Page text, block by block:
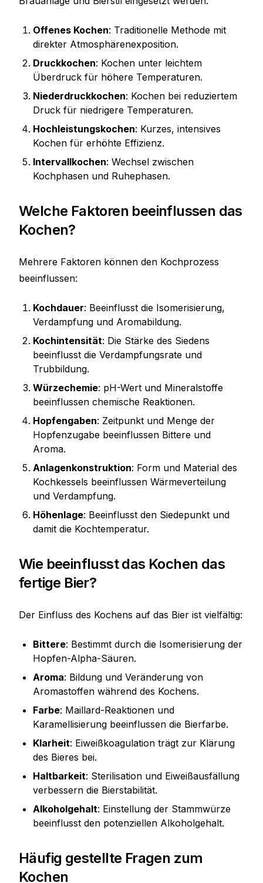
Offenes Kochen: Traditionelle Methode mit
direkter Atmosphärenexposition.
Druckkochen: Kochen unter leichtem
Überdruck für höhere Temperaturen.
Niederdruckkochen: Kochen bei reduziertem
Druck für niedrigere Temperaturen.
Hochleistungskochen: Kurzes, intensives
Kochen für erhöhte Effizienz.
Intervallkochen: Wechsel zwischen
Kochphasen und Ruhephasen.
Welche Faktoren beeinflussen das
Kochen?
Mehrere Faktoren können den Kochprozess
beeinflussen:
Kochdauer: Beeinflusst die Isomerisierung,
Verdampfung und Aromabildung.
Kochintensität: Die Stärke des Siedens
beeinflusst die Verdampfungsrate und
Trubbildung.
Würzechemie: pH-Wert und Mineralstoffe
beeinflussen chemische Reaktionen.
Hopfengaben: Zeitpunkt und Menge der
Hopfenzugabe beeinflussen Bittere und
Aroma.
Anlagenkonstruktion: Form und Material des
Kochkessels beeinflussen Wärmeverteilung
und Verdampfung.
Höhenlage: Beeinflusst den Siedepunkt und
damit die Kochtemperatur.
Wie beeinflusst das Kochen das
fertige Bier?
Der Einfluss des Kochens auf das Bier ist vielfältig:
Bittere: Bestimmt durch die Isomerisierung der
Hopfen-Alpha-Säuren.
Aroma: Bildung und Veränderung von
Aromastoffen während des Kochens.
Farbe: Maillard-Reaktionen und
Karamellisierung beeinflussen die Bierfarbe.
Klarheit: Eiweißkoagulation trägt zur Klärung
des Bieres bei.
Haltbarkeit: Sterilisation und Eiweißausfällung
verbessern die Bierstabilität.
Alkoholgehalt: Einstellung der Stammwürze
beeinflusst den potenziellen Alkoholgehalt.
Häufig gestellte Fragen zum
Kochen